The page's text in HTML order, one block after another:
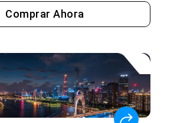
Comprar Ahora